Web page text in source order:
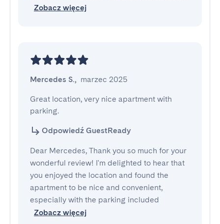
Zobacz więcej
Mercedes S., marzec 2025
Great location, very nice apartment with
parking.
Odpowiedź GuestReady
Dear Mercedes, Thank you so much for your
wonderful review! I'm delighted to hear that
you enjoyed the location and found the
apartment to be nice and convenient,
especially with the parking included
Zobacz więcej